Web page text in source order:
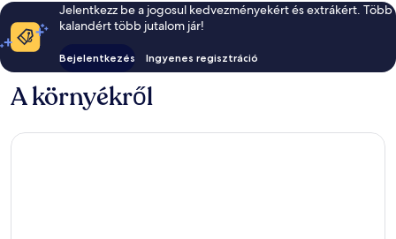
Jelentkezz be a jogosul kedvezményekért és extrákért. Több
kalandért több jutalom jár!
Bejelentkezés Ingyenes regisztráció
A környékről